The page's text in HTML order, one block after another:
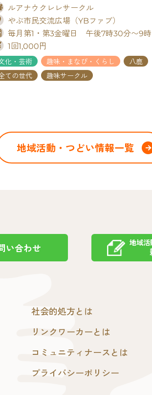
ルアナウクレレサークル
やぶ市民交流広場（YBファブ）
毎月第1・第3金曜日 午後7時30分〜9時
1回1,000円
化・芸術 趣味・まなび・くらし
八鹿
ての世代
趣味サークル
地域活動・つどい情報一覧
い合わせ
地域活
社会的処方とは
リンクワーカーとは
コミュニティナースとは
プライバシーポリシー